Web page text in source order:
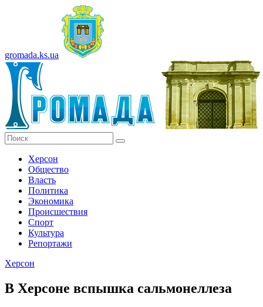
gromada.ks.ua
Херсон
Общество
Власть
Политика
Экономика
Происшествия
Спорт
Культура
Репортажи
Херсон
В Херсоне вспышка сальмонеллеза